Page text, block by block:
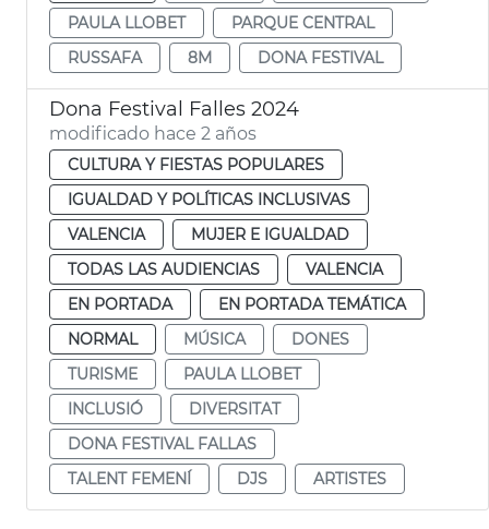
PAULA LLOBET
PARQUE CENTRAL
RUSSAFA
8M DONA FESTIVAL
Dona Festival Falles 2024
modificado hace 2 años
CULTURA Y FIESTAS POPULARES
IGUALDAD Y POLÍTICAS INCLUSIVAS
VALENCIA
MUJER E IGUALDAD
TODAS LAS AUDIENCIAS
VALENCIA
EN PORTADA
EN PORTADA TEMÁTICA
NORMAL
MÚSICA
DONES
TURISME
PAULA LLOBET
INCLUSIÓ
DIVERSITAT
DONA FESTIVAL FALLAS
TALENT FEMENÍ
DJS ARTISTES